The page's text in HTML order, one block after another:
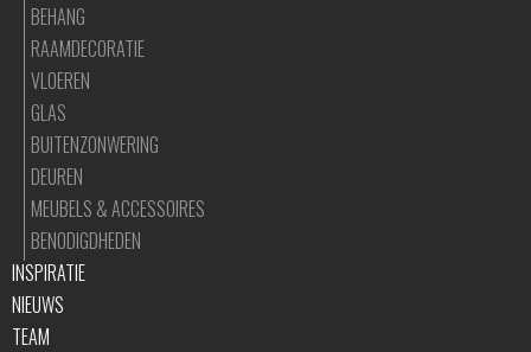
BEHANG
RAAMDECORATIE
VLOEREN
GLAS
BUITENZONWERING
DEUREN
MEUBELS & ACCESSOIRES
BENODIGDHEDEN
INSPIRATIE
NIEUWS
TEAM